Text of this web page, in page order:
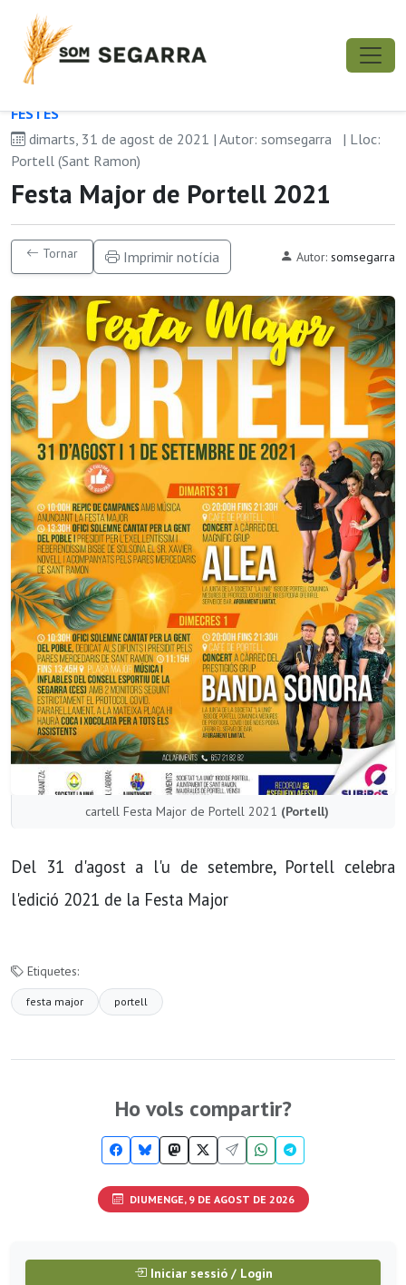
FESTES
dimarts, 31 de agost de 2021 | Autor: somsegarra
| Lloc:
Portell (Sant Ramon)
Festa Major de Portell 2021
Tornar Imprimir notícia Autor: somsegarra
cartell Festa Major de Portell 2021 (Portell)
Del 31 d'agost a l'u de setembre, Portell celebra
l'edició 2021 de la Festa Major
Etiquetes:
festa major portell
Ho vols compartir?
DIUMENGE, 9 DE AGOST DE 2026
Iniciar sessió / Login